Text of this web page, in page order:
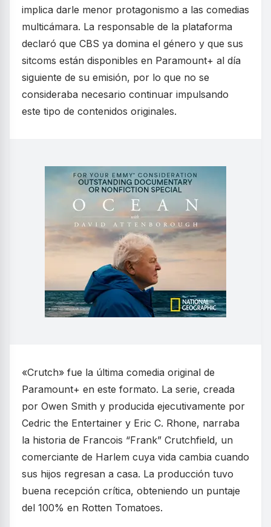
implica darle menor protagonismo a las comedias
multicámara. La responsable de la plataforma
declaró que CBS ya domina el género y que sus
sitcoms están disponibles en Paramount+ al día
siguiente de su emisión, por lo que no se
consideraba necesario continuar impulsando
este tipo de contenidos originales.
«Crutch» fue la última comedia original de
Paramount+ en este formato. La serie, creada
por Owen Smith y producida ejecutivamente por
Cedric the Entertainer y Eric C. Rhone, narraba
la historia de Francois “Frank” Crutchfield, un
comerciante de Harlem cuya vida cambia cuando
sus hijos regresan a casa. La producción tuvo
buena recepción crítica, obteniendo un puntaje
del 100% en Rotten Tomatoes.